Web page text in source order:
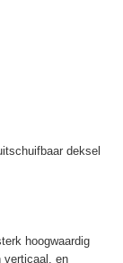
deksel
hoogwaardig
verticaal, en